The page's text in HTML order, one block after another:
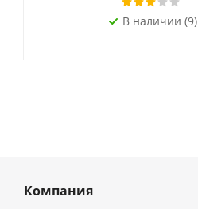
В наличии (9)
Компания